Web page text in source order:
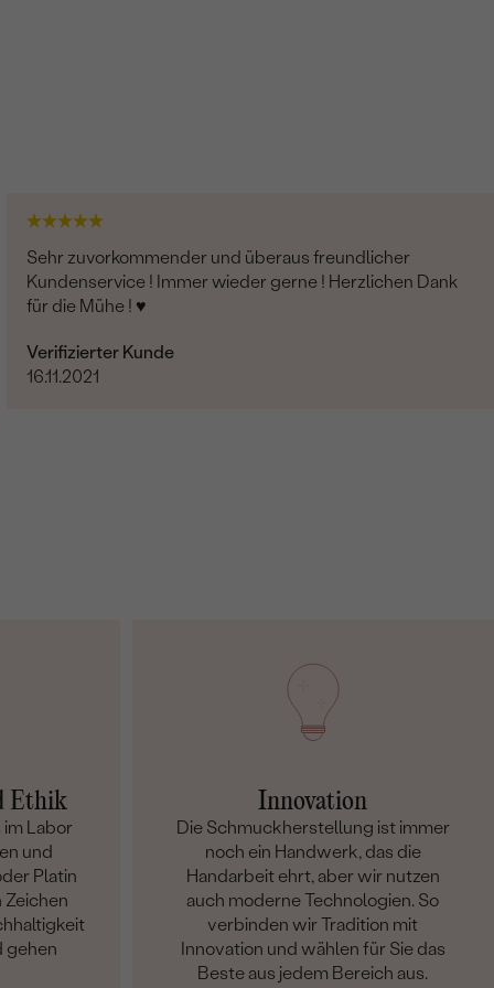
Sehr zuvorkommender und überaus freundlicher
Kundenservice ! Immer wieder gerne ! Herzlichen Dank
für die Mühe ! ♥️
Verifizierter Kunde
16.11.2021
Ethik
Labor
und
Platin
Zeichen
gehen
Innovation
Die Schmuckherstellung ist immer
noch ein Handwerk, das die
Handarbeit ehrt, aber wir nutzen
auch moderne Technologien. So
verbinden wir Tradition mit
Innovation und wählen für Sie das
Beste aus jedem Bereich aus.